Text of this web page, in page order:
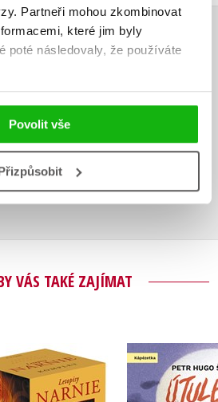
Partneři mohou zkombinovat
které jim byly
poté následovaly, že používáte
Povolit vše
vkládat pouze registrovaní uživatelé
VÁS TAKÉ ZAJÍMAT
– komplet
1.-7.díl – box
Útulek